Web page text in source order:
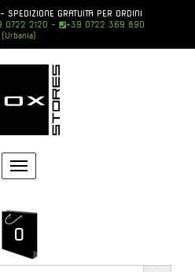
GRATUITA PER ORDINI
0722 2120 -
+39 0722 369 890
(Urbania)
Toggle
navigation
0